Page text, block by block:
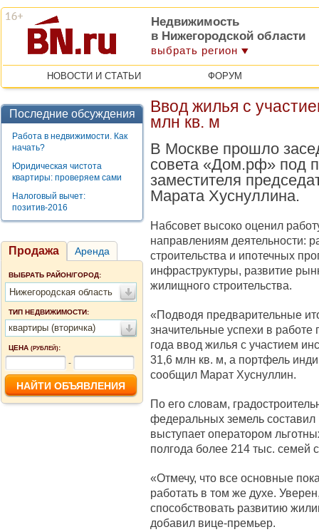
Недвижимость
в Нижегородской области
выбрать регион
НОВОСТИ И СТАТЬИ ФОРУМ
Последние обсуждения
Работа в недвижимости. Как
начать?
Юридическая чистота
квартиры: проверяем сами
Налоговый вычет:
позитив-2016
Продажа Аренда
ВЫБРАТЬ РАЙОН/ГОРОД:
Нижегородская область
ТИП НЕДВИЖИМОСТИ:
квартиры (вторичка)
ЦЕНА (РУБЛЕЙ):
-
Ввод жилья с
млн кв. м
В Москве прошло
совета «Дом.рф» под
заместителя
Марата Хуснуллина.
Набсовет высоко оценил
направлениям деятельности:
строительства и ипотечных
инфраструктуры, развитие
жилищного строительства.
«Подводя предварительные
значительные успехи в
года ввод жилья с участием
31,6 млн кв. м, а портфель
сообщил Марат Хуснуллин.
По его словам,
федеральных земель
выступает оператором
полгода более 214 тыс. семей
«Отмечу, что все основные
работать в том же духе.
способствовать развитию
добавил вице-премьер.